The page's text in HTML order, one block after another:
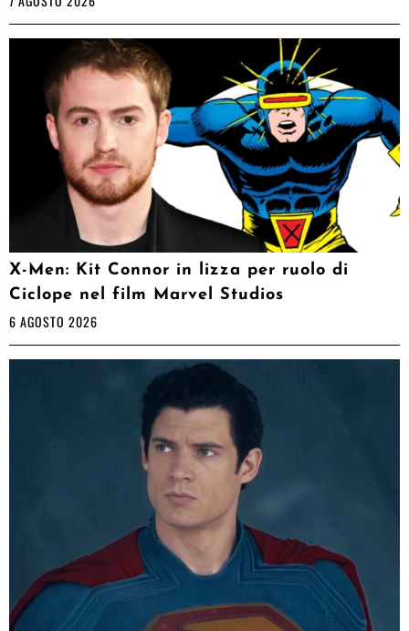
X-Men: Kit Connor in lizza per ruolo di
Ciclope nel film Marvel Studios
6 AGOSTO 2026